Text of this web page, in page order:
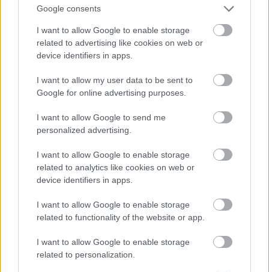
Google consents
I want to allow Google to enable storage
related to advertising like cookies on web or
device identifiers in apps.
I want to allow my user data to be sent to
Google for online advertising purposes.
I want to allow Google to send me
personalized advertising.
I want to allow Google to enable storage
related to analytics like cookies on web or
device identifiers in apps.
I want to allow Google to enable storage
related to functionality of the website or app.
I want to allow Google to enable storage
related to personalization.
“Tuvarētu aizvērties!” Beata Jonīte jau
superdārgu pulksteni
Lasīt citas ziņas
Atcelt Ziņot